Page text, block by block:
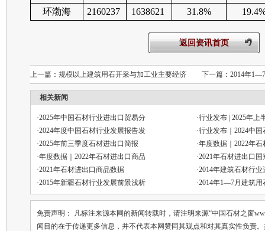
环渤海
2160237 1638621 31.8%
返回资讯首页
上一篇： 规模以上建筑用石开采与加工业主要经济 下一篇： 2014年
相关新闻
·2025年中国石材行业进出口贸易分 ·行业发布 | 2025年上
·2024年度中国石材行业发展报告发 ·行业发布｜2024中
·2025年前三季度石材进出口简报 ·年度数据｜2022年
·年度数据｜2022年石材进出口商品 ·2021年石材进出口国
·2021年石材进出口商品数据 ·2014年建筑石材行
·2015年新疆石材行业发展前景浅析 ·2014年1—7月建筑用
免责声明： 凡标注来源本网的新闻转载时，请注明来源“中国石材之窗
闻目的在于传递更多信息，并不代表本网赞同其观点和对其真实性负责